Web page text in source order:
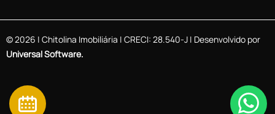
© 2026 | Chitolina Imobiliária | CRECI: 28.540-J | Desenvolvido por
Universal Software.